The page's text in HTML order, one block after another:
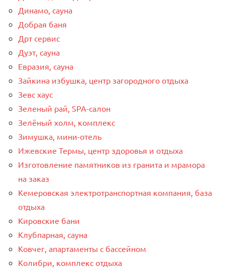
Динамо, сауна
Добрая баня
Дрт сервис
Дуэт, сауна
Евразия, сауна
Зайкина избушка, центр загородного отдыха
Зевс хаус
Зеленый рай, SPA-салон
Зелёный холм, комплекс
Зимушка, мини-отель
Ижевские Термы, центр здоровья и отдыха
Изготовление памятников из гранита и мрамора
на заказ
Кемеровская электротранспортная компания, база
отдыха
Кировские бани
Клубпарная, сауна
Ковчег, апартаменты с бассейном
Колибри, комплекс отдыха